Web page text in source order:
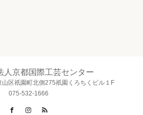
人京都国際工芸センター
区祇園町北側275祇園くろちくビル１F
075-532-1666
FacebookInstagram